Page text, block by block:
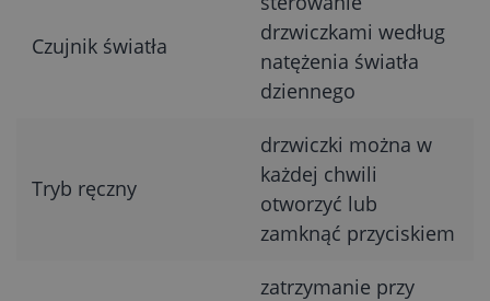
Czujnik światła
drzwiczkami według
natężenia światła
dziennego
Tryb ręczny
drzwiczki można w
każdej chwili
otworzyć lub
zamknąć przyciskiem
zatrzymanie przy